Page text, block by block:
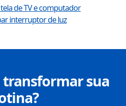
de TV e computador
interruptor de luz
sua